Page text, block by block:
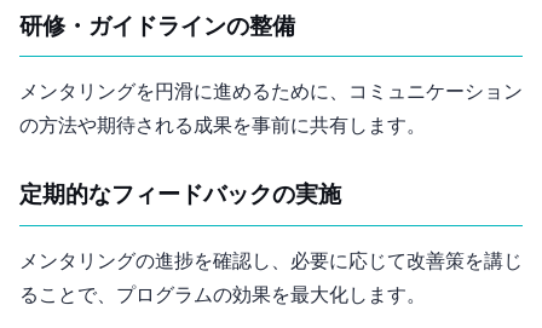
研修・ガイドラインの整備
メンタリングを円滑に進めるために、コミュニケーション
の方法や期待される成果を事前に共有します。
定期的なフィードバックの実施
メンタリングの進捗を確認し、必要に応じて改善策を講じ
ることで、プログラムの効果を最大化します。